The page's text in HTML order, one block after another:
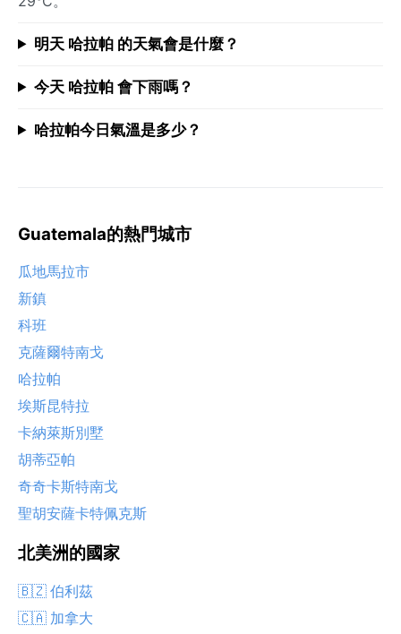
明天 哈拉帕 的天氣會是什麼？
今天 哈拉帕 會下雨嗎？
哈拉帕今日氣溫是多少？
Guatemala的熱門城市
瓜地馬拉市
新鎮
科班
克薩爾特南戈
哈拉帕
埃斯昆特拉
卡納萊斯別墅
胡蒂亞帕
奇奇卡斯特南戈
聖胡安薩卡特佩克斯
北美洲的國家
🇧🇿 伯利茲
🇨🇦 加拿大